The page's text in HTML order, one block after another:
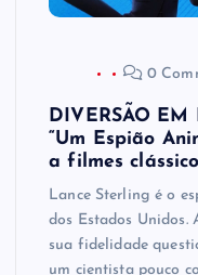
0
DIVERSÃO EM
“Um Espião
a filmes
Lance Sterling é o
dos Estados Unidos.
sua fidelidade
um cientista pouco